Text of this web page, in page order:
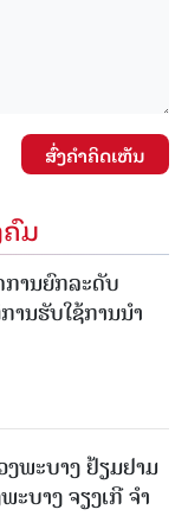
ສົ່ງຄໍາຄິດເຫັນ
ມ
ການຍົກລະດັບ
ານຮັບໃຊ້ການນໍາ
ພະບາງ ຢ້ຽມ​ຢາມ
ບາງ ຈຽງເກີ ຈໍາ